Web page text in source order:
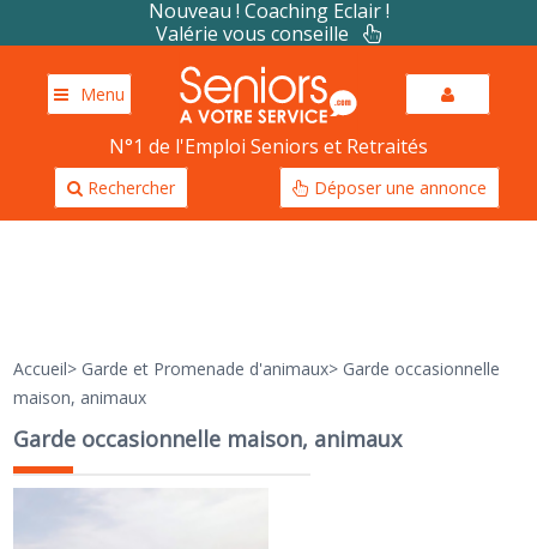
Nouveau ! Coaching Eclair !
Valérie vous conseille
Menu
N°1 de l'Emploi Seniors et Retraités
Rechercher Déposer une annonce
Accueil> Garde et Promenade d'animaux> Garde occasionnelle
maison, animaux
Garde occasionnelle maison, animaux